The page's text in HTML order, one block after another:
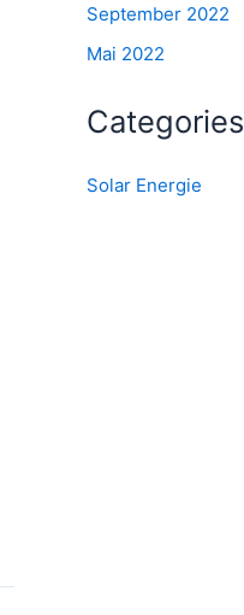
September 2022
Mai 2022
Categories
Solar Energie